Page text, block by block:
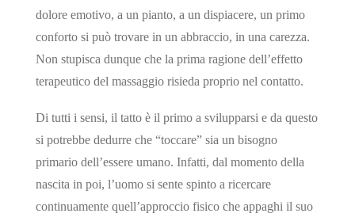
dolore emotivo, a un pianto, a un dispiacere, un primo
conforto si può trovare in un abbraccio, in una carezza.
Non stupisca dunque che la prima ragione dell’effetto
terapeutico del massaggio risieda proprio nel contatto.
Di tutti i sensi, il tatto è il primo a svilupparsi e da questo
si potrebbe dedurre che “toccare” sia un bisogno
primario dell’essere umano. Infatti, dal momento della
nascita in poi, l’uomo si sente spinto a ricercare
continuamente quell’approccio fisico che appaghi il suo